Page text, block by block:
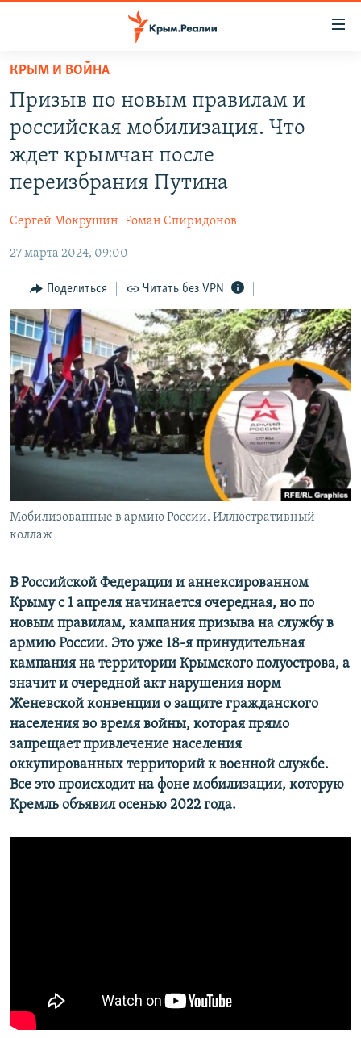
Вернуться
основному
содержанию
Вернутся
главной
Вернутся
СПЕЦПРОЕКТЫ
КАРТА ВОЕННЫХ ОБЪЕКТОВ КРЫМА
ВОДА
ИНТЕРАКТИВ
ИНФОГРАФИКА
ТЕЛЕПРОЕКТ КРЫМ.РЕАЛИИ
СОВЕТЫ ПРАВОЗАЩИТНИКОВ
ПРОПАВШИЕ БЕЗ ВЕСТИ
ПОБЕДИТЕЛЕЙ НЕ СУДЯТ?
КРЫМ.НЕПОКОРЕННЫЙ
ELIFBE
УКРАИНСКАЯ ПРОБЛЕМА КРЫМА
РАДІО СВОБОДА
КАК ОБОЙТИ БЛОКИРОВКУ
Qırımtatar
ПРИСОЕДИНЯЙТЕСЬ!
Все сайты RFE/RL
КРЫМ И ВОЙНА
Призыв по новым правилам и
российская мобилизация. Что
ждет крымчан после
переизбрания Путина
Сергей Мокрушин Роман Спиридонов
27 марта 2024, 09:00
Поделиться Читать без VPN
Мобилизованные в армию России. Иллюстративный
коллаж
В Российской Федерации и аннексированном
Крыму с 1 апреля начинается очередная, но по
новым правилам, кампания призыва на службу в
армию России. Это уже 18-я принудительная
кампания на территории Крымского полуострова, а
значит и очередной акт нарушения норм
Женевской конвенции о защите гражданского
населения во время войны, которая прямо
запрещает привлечение населения
оккупированных территорий к военной службе.
Все это происходит на фоне мобилизации, которую
Кремль объявил осенью 2022 года.